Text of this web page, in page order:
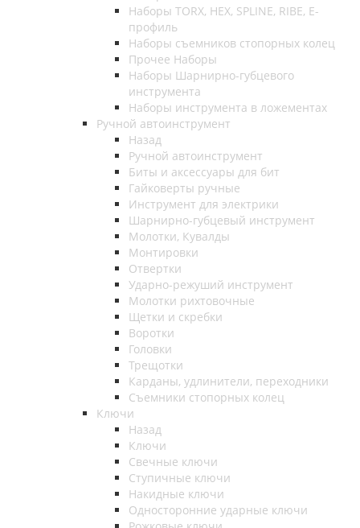
Наборы TORX, HEX, SPLINE, RIBE, E-
профиль
Наборы съемников стопорных колец
Прочее Наборы
Наборы Шарнирно-губцевого
инструмента
Наборы инструмента в ложементах
Ручной автоинструмент
Назад
Ручной автоинструмент
Биты и аксессуары для бит
Гайковерты ручные
Инструмент для электрики
Шарнирно-губцевый инструмент
Молотки, Кувалды
Монтировки
Отвертки
Ударно-режуший инструмент
Молотки рихтовочные
Щетки и скребки
Воротки
Головки
Трещотки
Карданы, удлинители, переходники
Съемники стопорных колец
Ключи
Назад
Ключи
Свечные ключи
Ступичные ключи
Накидные ключи
Односторонние ударные ключи